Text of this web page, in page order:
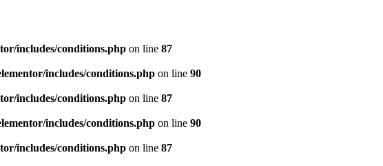
includes/conditions.php on line 87
includes/conditions.php on line 90
includes/conditions.php on line 87
includes/conditions.php on line 90
includes/conditions.php on line 87